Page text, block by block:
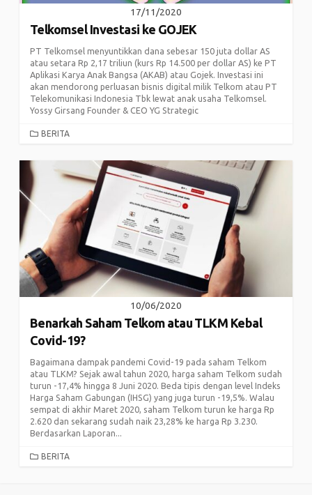
17/11/2020
Telkomsel Investasi ke GOJEK
PT Telkomsel menyuntikkan dana sebesar 150 juta dollar AS
atau setara Rp 2,17 triliun (kurs Rp 14.500 per dollar AS) ke PT
Aplikasi Karya Anak Bangsa (AKAB) atau Gojek. Investasi ini
akan mendorong perluasan bisnis digital milik Telkom atau PT
Telekomunikasi Indonesia Tbk lewat anak usaha Telkomsel.
Yossy Girsang Founder & CEO YG Strategic
CATEGORIES
BERITA
10/06/2020
Benarkah Saham Telkom atau TLKM Kebal
Covid-19?
Bagaimana dampak pandemi Covid-19 pada saham Telkom
atau TLKM? Sejak awal tahun 2020, harga saham Telkom sudah
turun -17,4% hingga 8 Juni 2020. Beda tipis dengan level Indeks
Harga Saham Gabungan (IHSG) yang juga turun -19,5%. Walau
sempat di akhir Maret 2020, saham Telkom turun ke harga Rp
2.620 dan sekarang sudah naik 23,28% ke harga Rp 3.230.
Berdasarkan Laporan...
CATEGORIES
BERITA